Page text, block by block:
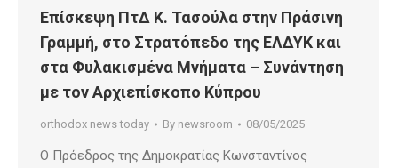
Επίσκεψη ΠτΔ Κ. Τασούλα στην Πράσινη
Γραμμή, στο Στρατόπεδο της ΕΛΔΥΚ και
στα Φυλακισμένα Μνήματα – Συνάντηση
με τον Αρχιεπίσκοπο Κύπρου
orthodox news today By newsroom 08/05/2025
Ο Πρόεδρος της Δημοκρατίας Κωνσταντίνος